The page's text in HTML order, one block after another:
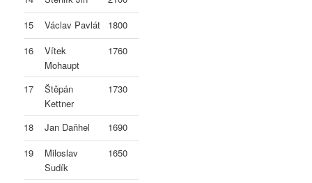
15
Václav Pavlát
1800
16
Vítek
Mohaupt
1760
17
Štěpán
Kettner
1730
18 Jan Daňhel
1690
19
Miloslav
Sudík
1650